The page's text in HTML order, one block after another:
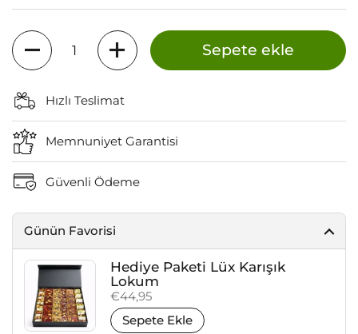
Miktar
Sepete ekle
Hızlı Teslimat
Memnuniyet Garantisi
Güvenli Ödeme
Günün Favorisi
Hediye Paketi Lüx Karışık
Lokum
Fiyat:
€44,95
Sepete Ekle